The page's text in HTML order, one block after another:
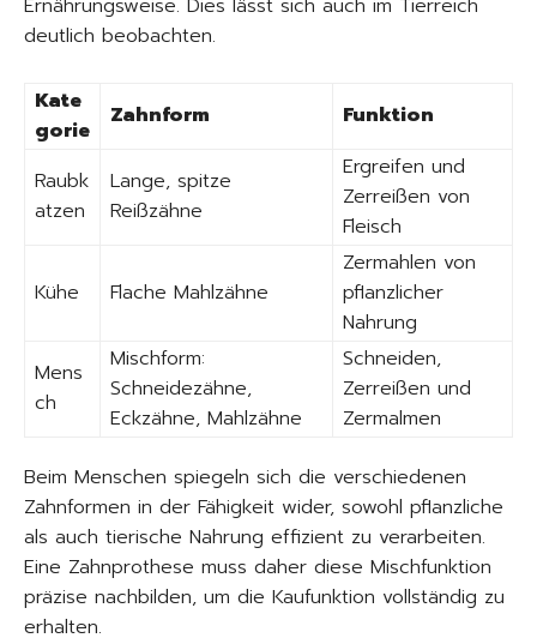
Ernährungsweise. Dies lässt sich auch im Tierreich
deutlich beobachten.
Kate
gorie
Zahnform Funktion
Raubk
atzen
Lange, spitze
Reißzähne
Ergreifen und
Zerreißen von
Fleisch
Kühe Flache Mahlzähne
Zermahlen von
pflanzlicher
Nahrung
Mens
ch
Mischform:
Schneidezähne,
Eckzähne, Mahlzähne
Schneiden,
Zerreißen und
Zermalmen
Beim Menschen spiegeln sich die verschiedenen
Zahnformen in der Fähigkeit wider, sowohl pflanzliche
als auch tierische Nahrung effizient zu verarbeiten.
Eine Zahnprothese muss daher diese Mischfunktion
präzise nachbilden, um die Kaufunktion vollständig zu
erhalten.